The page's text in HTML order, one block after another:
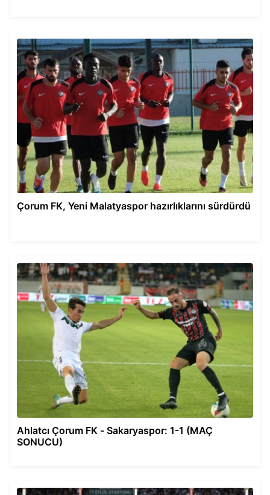
Çorum FK, Yeni Malatyaspor hazırlıklarını sürdürdü
Ahlatcı Çorum FK - Sakaryaspor: 1-1 (MAÇ
SONUCU)